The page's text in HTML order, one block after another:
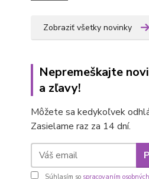
Zobraziť všetky novinky
Nepremeškajte
a zľavy!
Môžete sa kedykoľvek
Zasielame raz za 14 dní.
Súhlasím so spracovaním